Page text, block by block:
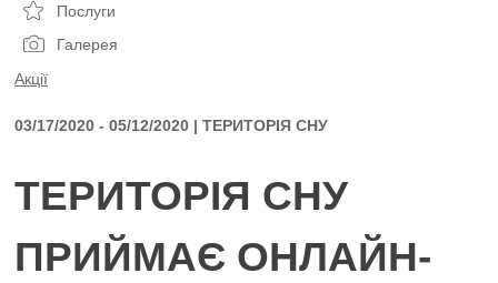
Послуги
Галерея
Акції
03/17/2020 - 05/12/2020 | ТЕРИТОРІЯ СНУ
ТЕРИТОРІЯ СНУ
ПРИЙМАЄ ОНЛАЙН-